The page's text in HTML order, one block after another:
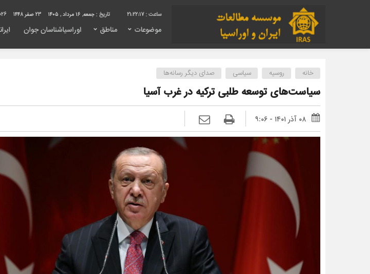
21:22:18 تاریخ : جمعه, ۱۶ مرداد , ۱۴۰۵ 23 صفر 1448
موضوعات مناطق اوراسیاشناسان جوان
خانه روسیه سیاسی صدای دیگر رسانه‌ها
سیاست‌های توسعه طلبی ترکیه در غرب آسیا
۰۸ آذر ۱۴۰۱ - ۹:۰۶